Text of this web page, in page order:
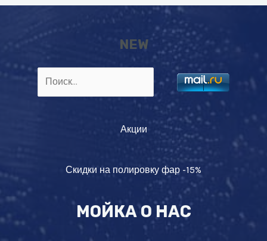
NEW
Найти:
Акции
Скидки на полировку фар -15%
МОЙКА О НАС